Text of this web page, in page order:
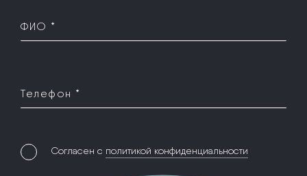
ФИО *
Телефон *
Согласен с политикой конфиденциальности